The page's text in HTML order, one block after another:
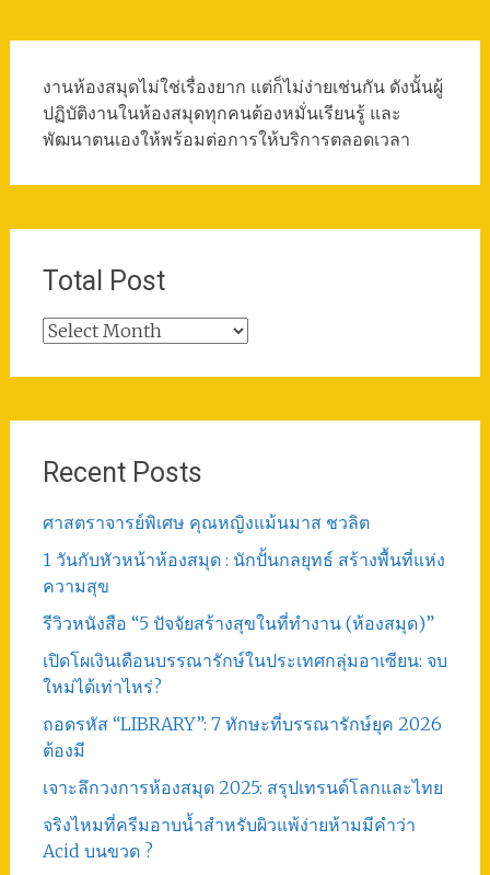
งานห้องสมุดไม่ใช่เรื่องยาก แต่ก็ไม่ง่ายเช่นกัน ดังนั้นผู้
ปฏิบัติงานในห้องสมุดทุกคนต้องหมั่นเรียนรู้ และ
พัฒนาตนเองให้พร้อมต่อการให้บริการตลอดเวลา
Total Post
Total
Recent Posts
ศาสตราจารย์พิเศษ คุณหญิงแม้นมาส ชวลิต
1 วันกับหัวหน้าห้องสมุด : นักปั้นกลยุทธ์ สร้างพื้นที่แห่ง
ความสุข
รีวิวหนังสือ “5 ปัจจัยสร้างสุขในที่ทำงาน (ห้องสมุด)”
เปิดโผเงินเดือนบรรณารักษ์ในประเทศกลุ่มอาเซียน: จบ
ใหม่ได้เท่าไหร่?
ถอดรหัส “LIBRARY”: 7 ทักษะที่บรรณารักษ์ยุค 2026
ต้องมี
เจาะลึกวงการห้องสมุด 2025: สรุปเทรนด์โลกและไทย
จริงไหมที่ครีมอาบน้ำสำหรับผิวแพ้ง่ายห้ามมีคำว่า
Acid บนขวด ?